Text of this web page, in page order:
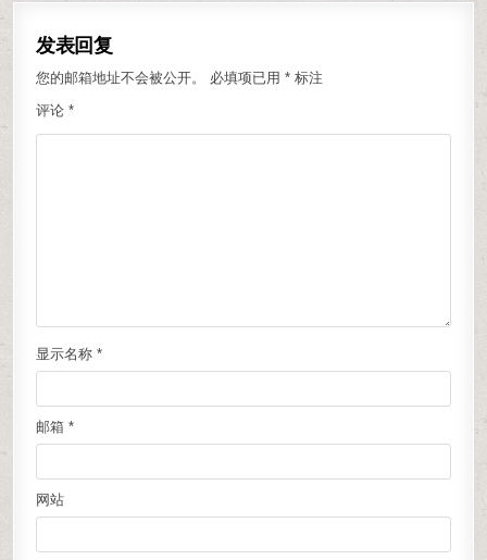
发表回复
您的邮箱地址不会被公开。 必填项已用* 标注
评论*
显示名称*
邮箱*
网站